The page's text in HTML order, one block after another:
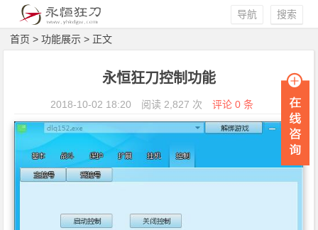
搜索
导航
首页 >功能展示 > 正文
永恒狂刀控制功能
2018-10-02 18:20 阅读 2,827 次 评论 0 条